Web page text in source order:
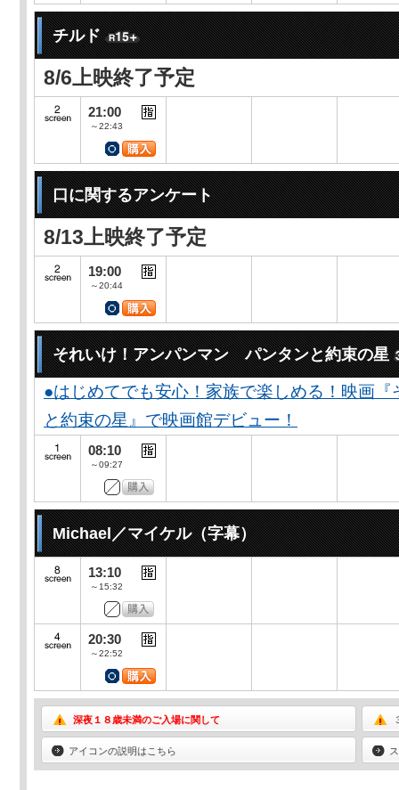
チルド
8/6上映終了予定
21:00
～22:43
口に関するアンケート
8/13上映終了予定
19:00
～20:44
それいけ！アンパンマン パンタンと約束の星
●はじめてでも安心！家族で楽しめる！映画
と約束の星』で映画館デビュー！
08:10
～09:27
Michael／マイケル（字幕）
13:10
～15:32
20:30
～22:52
深夜１８歳未満のご入場に関して
アイコンの説明はこちら